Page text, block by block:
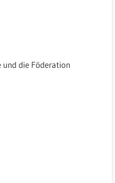
und die Föderation